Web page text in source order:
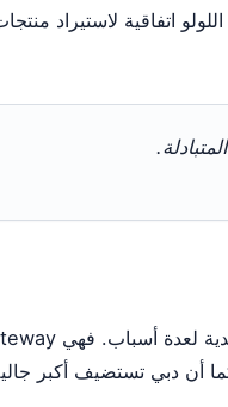
اتفاقية لاستيراد
أن دبي تستضيف أكبر